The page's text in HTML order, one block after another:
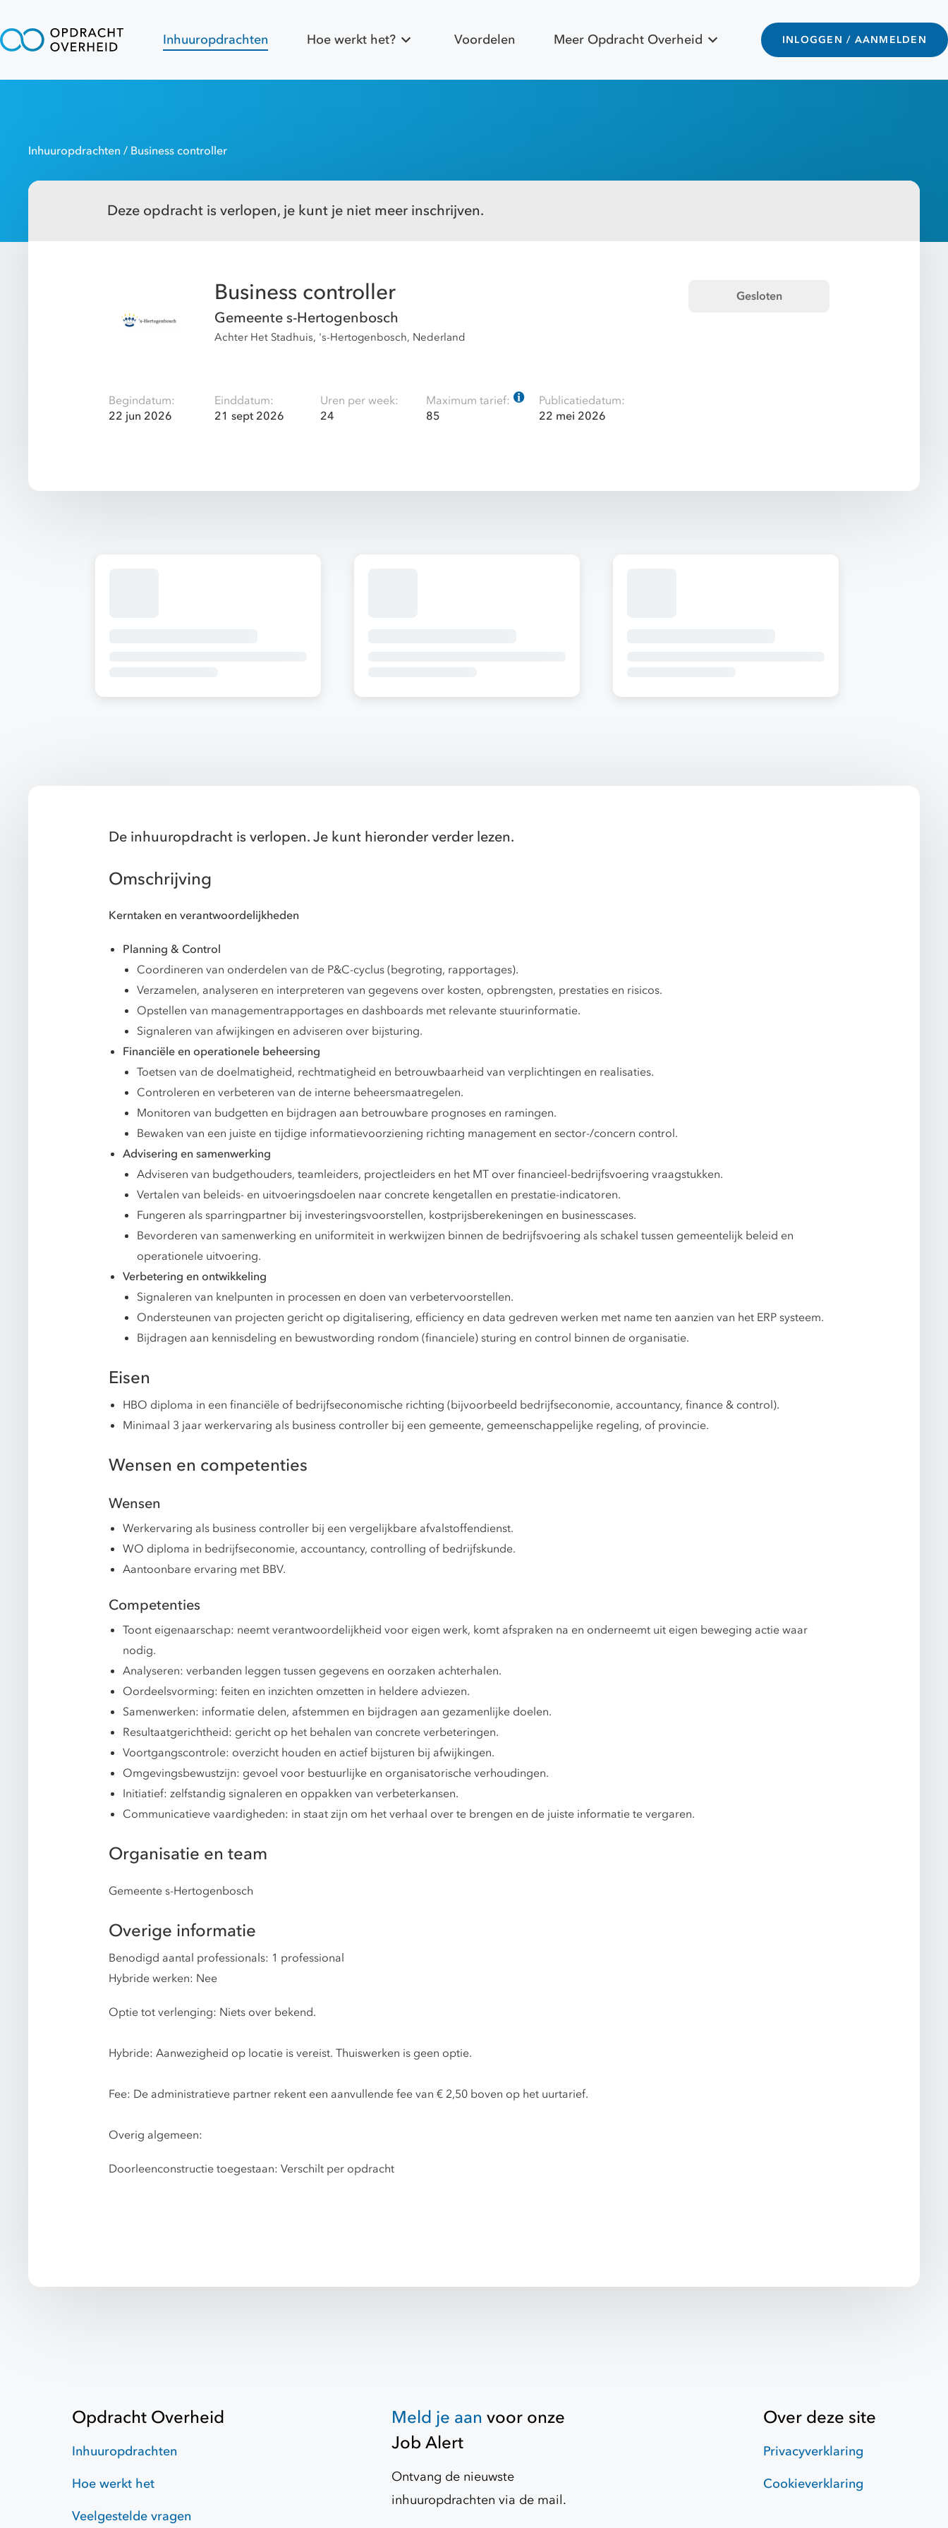
Inhuuropdrachten Hoe werkt het? Voordelen Meer Opdracht Overheid INLOGGEN / AANMELDEN
Inhuuropdrachten / Business controller
Deze opdracht is verlopen, je kunt je niet meer inschrijven.
Business controller
Gemeente s-Hertogenbosch
Achter Het Stadhuis, 's-Hertogenbosch, Nederland
Gesloten
Begindatum:
22 jun 2026
Einddatum:
21 sept 2026
Uren per week:
24
Maximum tarief:
85
Publicatiedatum:
22 mei 2026
De inhuuropdracht is verlopen. Je kunt hieronder verder lezen.
Omschrijving
Kerntaken en verantwoordelijkheden
Planning & Control
Coordineren van onderdelen van de P&C-cyclus (begroting, rapportages).
Verzamelen, analyseren en interpreteren van gegevens over kosten, opbrengsten, prestaties en risicos.
Opstellen van managementrapportages en dashboards met relevante stuurinformatie.
Signaleren van afwijkingen en adviseren over bijsturing.
Financiële en operationele beheersing
Toetsen van de doelmatigheid, rechtmatigheid en betrouwbaarheid van verplichtingen en realisaties.
Controleren en verbeteren van de interne beheersmaatregelen.
Monitoren van budgetten en bijdragen aan betrouwbare prognoses en ramingen.
Bewaken van een juiste en tijdige informatievoorziening richting management en sector-/concern control.
Advisering en samenwerking
Adviseren van budgethouders, teamleiders, projectleiders en het MT over financieel-bedrijfsvoering vraagstukken.
Vertalen van beleids- en uitvoeringsdoelen naar concrete kengetallen en prestatie-indicatoren.
Fungeren als sparringpartner bij investeringsvoorstellen, kostprijsberekeningen en businesscases.
Bevorderen van samenwerking en uniformiteit in werkwijzen binnen de bedrijfsvoering als schakel tussen gemeentelijk beleid en
operationele uitvoering.
Verbetering en ontwikkeling
Signaleren van knelpunten in processen en doen van verbetervoorstellen.
Ondersteunen van projecten gericht op digitalisering, efficiency en data gedreven werken met name ten aanzien van het ERP systeem.
Bijdragen aan kennisdeling en bewustwording rondom (financiele) sturing en control binnen de organisatie.
Eisen
HBO diploma in een financiële of bedrijfseconomische richting (bijvoorbeeld bedrijfseconomie, accountancy, finance & control).
Minimaal 3 jaar werkervaring als business controller bij een gemeente, gemeenschappelijke regeling, of provincie.
Wensen en competenties
Wensen
Werkervaring als business controller bij een vergelijkbare afvalstoffendienst.
WO diploma in bedrijfseconomie, accountancy, controlling of bedrijfskunde.
Aantoonbare ervaring met BBV.
Competenties
Toont eigenaarschap: neemt verantwoordelijkheid voor eigen werk, komt afspraken na en onderneemt uit eigen beweging actie waar
nodig.
Analyseren: verbanden leggen tussen gegevens en oorzaken achterhalen.
Oordeelsvorming: feiten en inzichten omzetten in heldere adviezen.
Samenwerken: informatie delen, afstemmen en bijdragen aan gezamenlijke doelen.
Resultaatgerichtheid: gericht op het behalen van concrete verbeteringen.
Voortgangscontrole: overzicht houden en actief bijsturen bij afwijkingen.
Omgevingsbewustzijn: gevoel voor bestuurlijke en organisatorische verhoudingen.
Initiatief: zelfstandig signaleren en oppakken van verbeterkansen.
Communicatieve vaardigheden: in staat zijn om het verhaal over te brengen en de juiste informatie te vergaren.
Organisatie en team
Gemeente s-Hertogenbosch
Overige informatie
Benodigd aantal professionals: 1 professional
Hybride werken: Nee
Optie tot verlenging: Niets over bekend.
Hybride: Aanwezigheid op locatie is vereist. Thuiswerken is geen optie.
Fee: De administratieve partner rekent een aanvullende fee van € 2,50 boven op het uurtarief.
Overig algemeen:
Doorleenconstructie toegestaan: Verschilt per opdracht
Opdracht Overheid
Inhuuropdrachten
Hoe werkt het
Veelgestelde vragen
Meld je aan voor onze
Job Alert
Ontvang de nieuwste
inhuuropdrachten via de mail.
Over deze site
Privacyverklaring
Cookieverklaring